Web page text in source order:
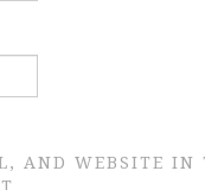
AND WEBSITE IN